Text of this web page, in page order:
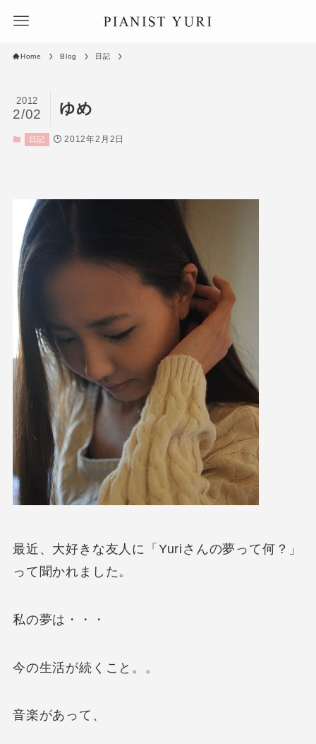
Home Blog 日記
ゆめ
2012
2/02
日記 2012年2月2日
最近、大好きな友人に「Yuriさんの夢って何？」
って聞かれました。
私の夢は・・・
今の生活が続くこと。。
音楽があって、